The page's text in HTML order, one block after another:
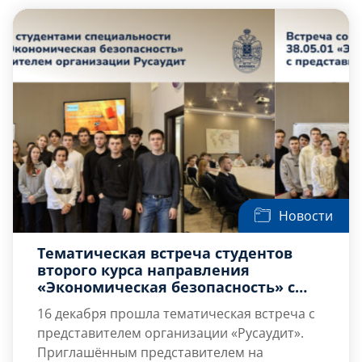
руководством […]
Новости
Тематическая встреча студентов
второго курса направления
«Экономическая безопасность» с
представителем организации
«Русаудит»
16 декабря прошла тематическая встреча с
представителем организации «Русаудит».
Приглашённым представителем на